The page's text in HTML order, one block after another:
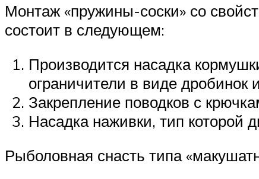
Монтаж «пружины-соски» со
состоит в следующем:
Производится насадка
ограничители в виде дробинок
Закрепление поводков с
Насадка наживки, тип которой
Рыболовная снасть типа